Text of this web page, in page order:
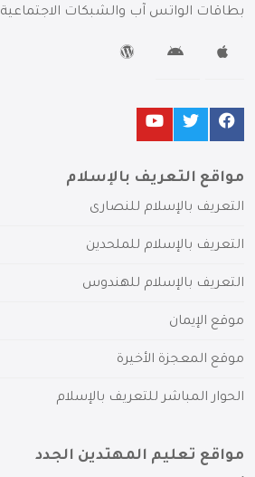
بطاقات الواتس آب والشبكات الاجتماعية
مواقع التعريف بالإسلام
التعريف بالإسلام للنصارى
التعريف بالإسلام للملحدين
التعريف بالإسلام للهندوس
موقع الإيمان
موقع المعجزة الأخيرة
الحوار المباشر للتعريف بالإسلام
مواقع تعليم المهتدين الجدد